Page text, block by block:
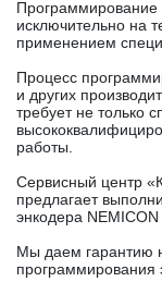
Программирование
исключительно на
применением
Процесс
и других
требует не только
работы.
Сервисный центр
предлагает
энкодера
Мы даем гарантию
программирования